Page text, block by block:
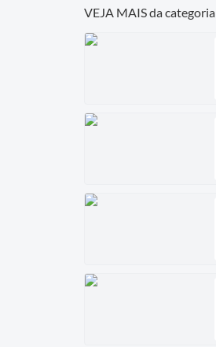
VEJA MAIS da categoria